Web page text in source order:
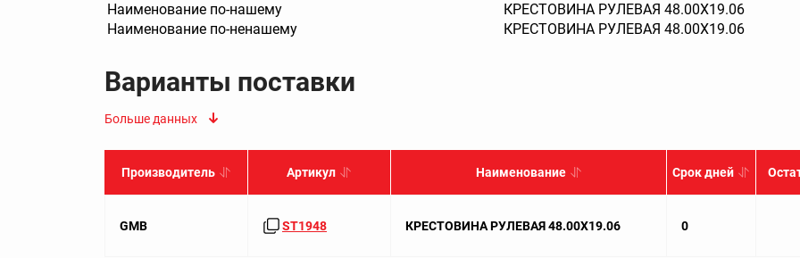
Наименование по-нашему
КРЕСТОВИНА РУЛЕВАЯ 48.00X19.06
Наименование по-ненашему
КРЕСТОВИНА РУЛЕВАЯ 48.00X19.06
Варианты поставки
Больше данных
Производитель Артикул Наименование Срок дней
GMB ST1948 КРЕСТОВИНА РУЛЕВАЯ 48.00X19.06 0